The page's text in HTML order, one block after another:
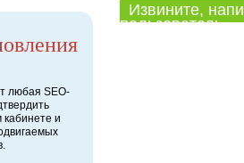
любая SEO-
кабинете и
Извините,
пользователь.